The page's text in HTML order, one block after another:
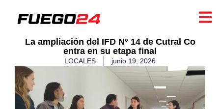
La ampliación del IFD N° 14 de Cutral Co
entra en su etapa final
LOCALES junio 19, 2026